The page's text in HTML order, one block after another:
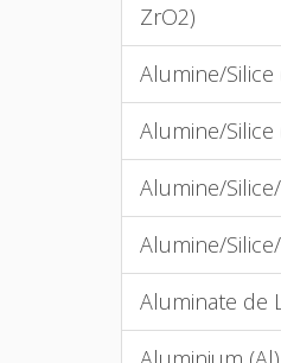
ZrO2)
Alumine/Silice
Alumine/Silice
Alumine/
Alumine/
Aluminate de